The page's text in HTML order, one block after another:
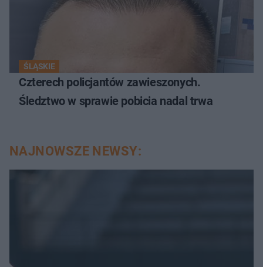
ŚLĄSKIE
Czterech policjantów zawieszonych.
Śledztwo w sprawie pobicia nadal trwa
NAJNOWSZE NEWSY: